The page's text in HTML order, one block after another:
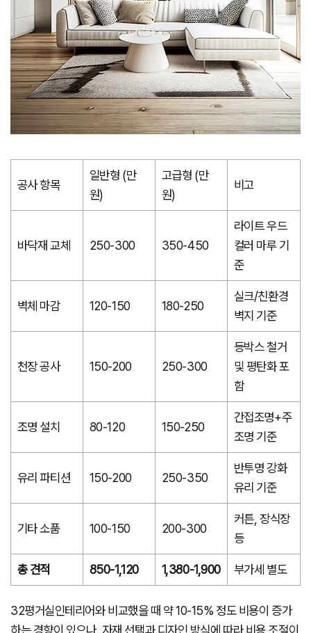
공사 항목
일반형 (만
원)
고급형 (만
원)
비고
바닥재 교체 250-300 350-450
라이트 우드
컬러 마루 기
준
벽체 마감 120-150 180-250
실크/친환경
벽지 기준
천장 공사 150-200 250-300
등박스 철거
및 평탄화 포
함
조명 설치 80-120 150-250
간접조명+주
조명 기준
유리 파티션 150-200 250-350
반투명 강화
유리 기준
기타 소품 100-150 200-300
커튼, 장식장
등
총 견적 850-1,120 1,380-1,900 부가세 별도
32평거실인테리어와 비교했을 때 약 10-15% 정도 비용이 증가
하는 경향이 있으나, 자재 선택과 디자인 방식에 따라 비용 조절이